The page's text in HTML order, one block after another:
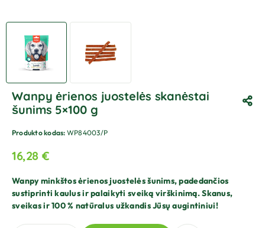
Wanpy ėrienos juostelės skanėstai
šunims 5×100 g
Produkto kodas: WP84003/P
16,28 €
Wanpy minkštos ėrienos juostelės šunims, padedančios
sustiprinti kaulus ir palaikyti sveiką virškinimą. Skanus,
sveikas ir 100 % natūralus užkandis Jūsų augintiniui!